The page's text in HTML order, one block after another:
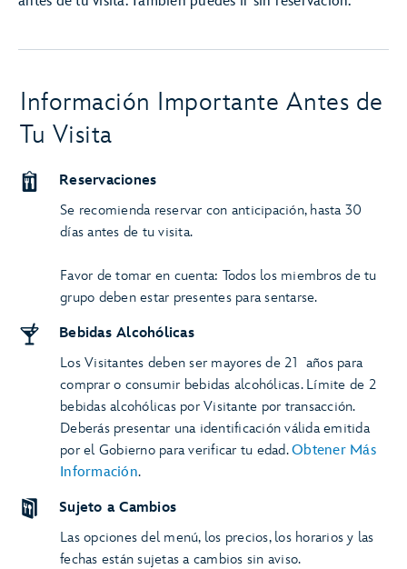
Información Importante Antes de
Tu Visita
Reservaciones
Se recomienda reservar con anticipación, hasta 30
días antes de tu visita.
Favor de tomar en cuenta: Todos los miembros de tu
grupo deben estar presentes para sentarse.
Bebidas Alcohólicas
Los Visitantes deben ser mayores de 21 años para
comprar o consumir bebidas alcohólicas. Límite de 2
bebidas alcohólicas por Visitante por transacción.
Deberás presentar una identificación válida emitida
por el Gobierno para verificar tu edad.Obtener Más
Información.
Sujeto a Cambios
Las opciones del menú, los precios, los horarios y las
fechas están sujetas a cambios sin aviso.